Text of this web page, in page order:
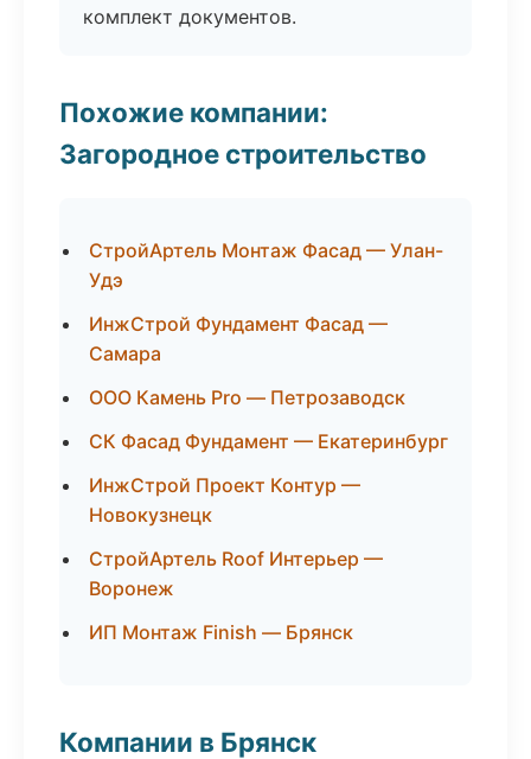
комплект документов.
Похожие компании:
Загородное строительство
СтройАртель Монтаж Фасад — Улан-
Удэ
ИнжСтрой Фундамент Фасад —
Самара
ООО Камень Pro — Петрозаводск
СК Фасад Фундамент — Екатеринбург
ИнжСтрой Проект Контур —
Новокузнецк
СтройАртель Roof Интерьер —
Воронеж
ИП Монтаж Finish — Брянск
Компании в Брянск